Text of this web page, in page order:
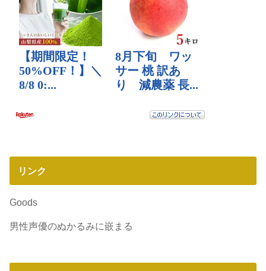
リンク
Goods
男性声優のぬかるみに嵌まる